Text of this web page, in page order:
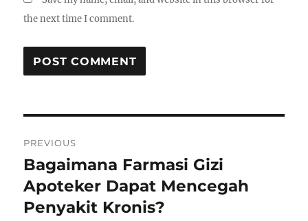
the next time I comment.
navigation
PREVIOUS
Previous
post:
Bagaimana Farmasi Gizi
Apoteker Dapat Mencegah
Penyakit Kronis?